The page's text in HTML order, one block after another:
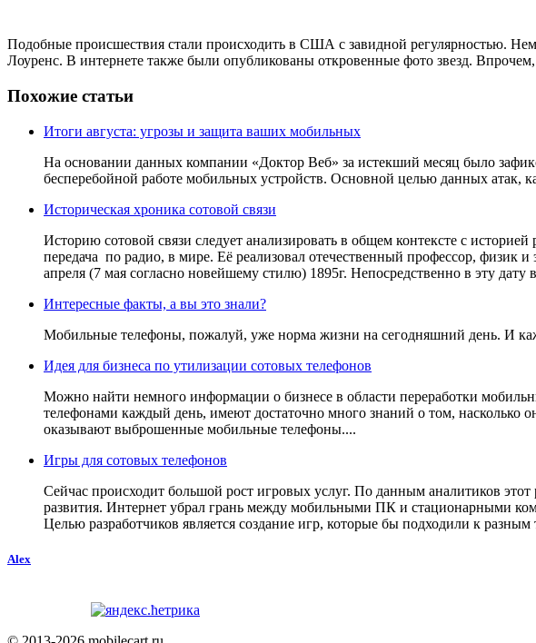
Подобные происшествия стали происходить в США с завидной регулярностью.
Лоуренс. В интернете также были опубликованы откровенные фото звезд.
Похожие статьи
Итоги августа: угрозы и защита ваших мобильных
На основании данных компании «Доктор Веб» за истекший месяц было
бесперебойной работе мобильных устройств. Основной целью данных
Историческая хроника сотовой связи
Историю сотовой связи следует анализировать в общем контексте с
передача по радио, в мире. Её реализовал отечественный профессор,
апреля (7 мая согласно новейшему стилю) 1895г. Непосредственно в эту дату
Интересные факты, а вы это знали?
Мобильные телефоны, пожалуй, уже норма жизни на сегодняшний день. И
Идея для бизнеса по утилизации сотовых телефонов
Можно найти немного информации о бизнесе в области переработки
телефонами каждый день, имеют достаточно много знаний о том,
оказывают выброшенные мобильные телефоны....
Игры для сотовых телефонов
Сейчас происходит большой рост игровых услуг. По данным аналитиков
развития. Интернет убрал грань между мобильными ПК и стационарными
Целью разработчиков является создание игр, которые бы подходили к
Alex